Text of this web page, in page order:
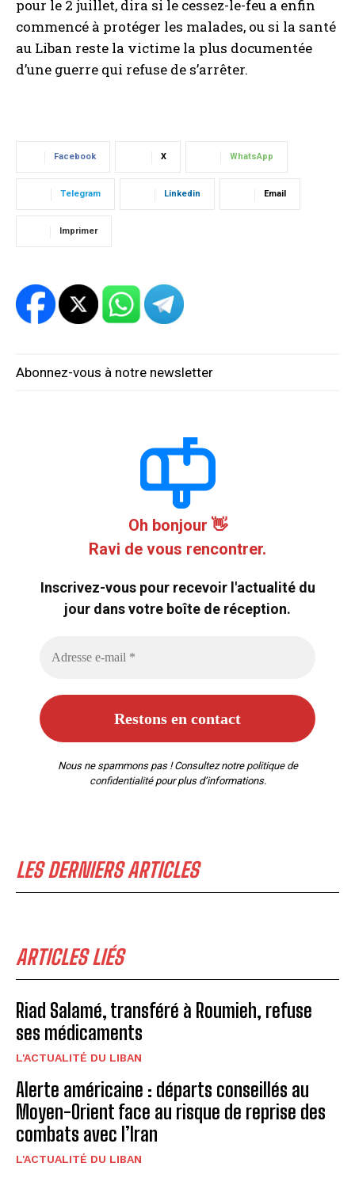
Abonnez-vous à notre newsletter
Oh bonjour 👋
Ravi de vous rencontrer.
Inscrivez-vous pour recevoir l'actualité du
jour dans votre boîte de réception.
Nous ne spammons pas ! Consultez notre politique de
confidentialitépour plus d’informations.
LES DERNIERS ARTICLES
ARTICLES LIÉS
Riad Salamé, transféré à Roumieh, refuse
ses médicaments
L'ACTUALITÉ DU LIBAN
Alerte américaine : départs conseillés au
Moyen-Orient face au risque de reprise des
combats avec l’Iran
L'ACTUALITÉ DU LIBAN
pour le 2 juillet, dira si le cessez-le-feu a enfin
commencé à protéger les malades, ou si la santé
au Liban reste la victime la plus documentée
d’une guerre qui refuse de s’arrêter.
Facebook X WhatsApp
Telegram Linkedin Email
Imprimer